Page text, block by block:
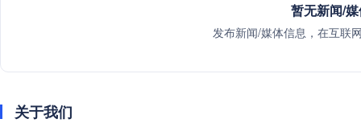
暂无新闻/
发布新闻/媒体信息，在互联
关于我们